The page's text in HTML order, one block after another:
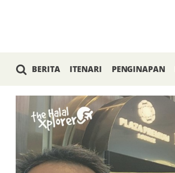
BERITA ITENARI PENGINAPAN